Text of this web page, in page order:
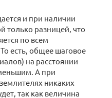
и при наличии
только разницей, что
по всем
есть, общее шаговое
на расстоянии
А при
никаких
так как величина